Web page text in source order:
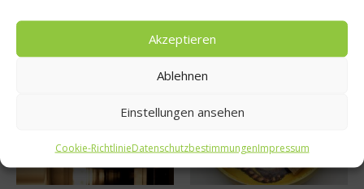
Akzeptieren
Ablehnen
Einstellungen ansehen
Cookie-RichtlinieDatenschutzbestimmungenImpressum
Ähnliche Beiträge